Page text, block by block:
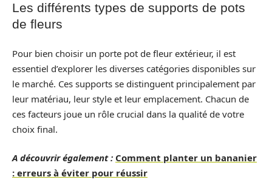
Les différents types de supports de pots
de fleurs
Pour bien choisir un porte pot de fleur extérieur, il est
essentiel d’explorer les diverses catégories disponibles sur
le marché. Ces supports se distinguent principalement par
leur matériau, leur style et leur emplacement. Chacun de
ces facteurs joue un rôle crucial dans la qualité de votre
choix final.
A découvrir également : Comment planter un bananier
: erreurs à éviter pour réussir